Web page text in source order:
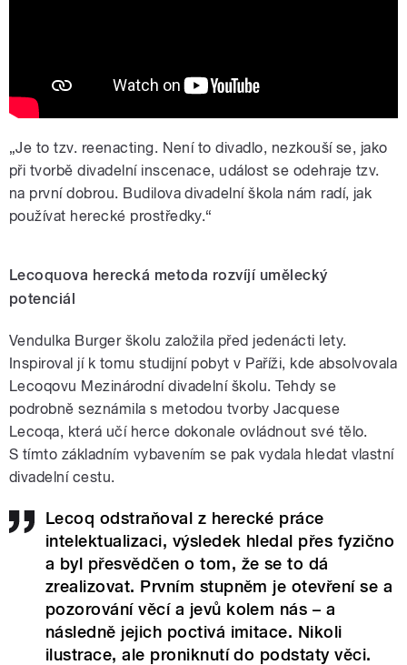
„Je to tzv. reenacting. Není to divadlo, nezkouší se, jako
při tvorbě divadelní inscenace, událost se odehraje tzv.
na první dobrou. Budilova divadelní škola nám radí, jak
používat herecké prostředky.“
Lecoquova herecká metoda rozvíjí umělecký
potenciál
Vendulka Burger školu založila před jedenácti lety.
Inspiroval jí k tomu studijní pobyt v Paříži, kde absolvovala
Lecoqovu Mezinárodní divadelní školu. Tehdy se
podrobně seznámila s metodou tvorby Jacquese
Lecoqa, která učí herce dokonale ovládnout své tělo.
S tímto základním vybavením se pak vydala hledat vlastní
divadelní cestu.
Lecoq odstraňoval z herecké práce
intelektualizaci, výsledek hledal přes fyzično
a byl přesvědčen o tom, že se to dá
zrealizovat. Prvním stupněm je otevření se a
pozorování věcí a jevů kolem nás – a
následně jejich poctivá imitace. Nikoli
ilustrace, ale proniknutí do podstaty věci.